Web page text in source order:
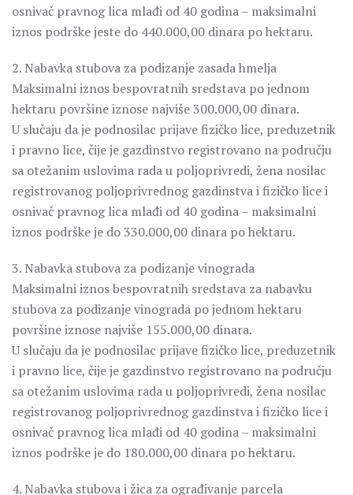
osnivač pravnog lica mlađi od 40 godina – maksimalni
iznos podrške jeste do 440.000,00 dinara po hektaru.
2. Nabavka stubova za podizanje zasada hmelja
Maksimalni iznos bespovratnih sredstava po jednom
hektaru površine iznose najviše 300.000,00 dinara.
U slučaju da je podnosilac prijave fizičko lice, preduzetnik
i pravno lice, čije je gazdinstvo registrovano na području
sa otežanim uslovima rada u poljoprivredi, žena nosilac
registrovanog poljoprivrednog gazdinstva i fizičko lice i
osnivač pravnog lica mlađi od 40 godina – maksimalni
iznos podrške je do 330.000,00 dinara po hektaru.
3. Nabavka stubova za podizanje vinograda
Maksimalni iznos bespovratnih sredstava za nabavku
stubova za podizanje vinograda po jednom hektaru
površine iznose najviše 155.000,00 dinara.
U slučaju da je podnosilac prijave fizičko lice, preduzetnik
i pravno lice, čije je gazdinstvo registrovano na području
sa otežanim uslovima rada u poljoprivredi, žena nosilac
registrovanog poljoprivrednog gazdinstva i fizičko lice i
osnivač pravnog lica mlađi od 40 godina – maksimalni
iznos podrške je do 180.000,00 dinara po hektaru.
4. Nabavka stubova i žica za ograđivanje parcela